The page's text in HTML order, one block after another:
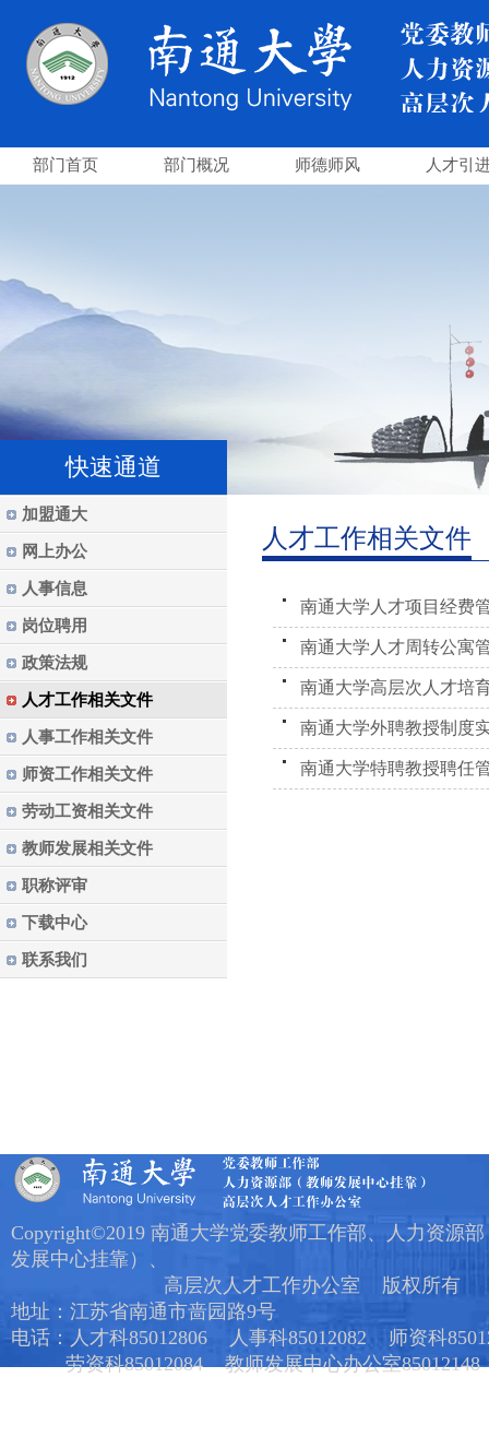
部门首页 部门概况 师德师风 人才引
快速通道
加盟通大
网上办公
人事信息
岗位聘用
政策法规
人才工作相关文件
人事工作相关文件
师资工作相关文件
劳动工资相关文件
教师发展相关文件
职称评审
下载中心
联系我们
人才工作相关文件
南通大学人才项目经费
南通大学人才周转公寓
南通大学高层次人才培
南通大学外聘教授制度
南通大学特聘教授聘任
Copyright©2019 南通大学党委教师工作部、人力资源
发展中心挂靠）、
高层次人才工作办公室 版权所有
地址：江苏省南通市啬园路9号
电话：人才科85012806 人事科85012082 师资科
劳资科85012084 教师发展中心办公室85012148